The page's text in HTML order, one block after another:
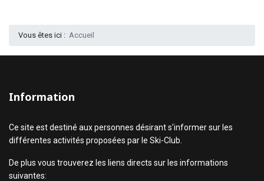
Vous êtes ici : Accueil
Information
Ce site est destiné aux personnes désirant s'informer sur les
différentes activités proposées par le Ski-Club.
De plus vous trouverez les liens directs sur les informations
suivantes: